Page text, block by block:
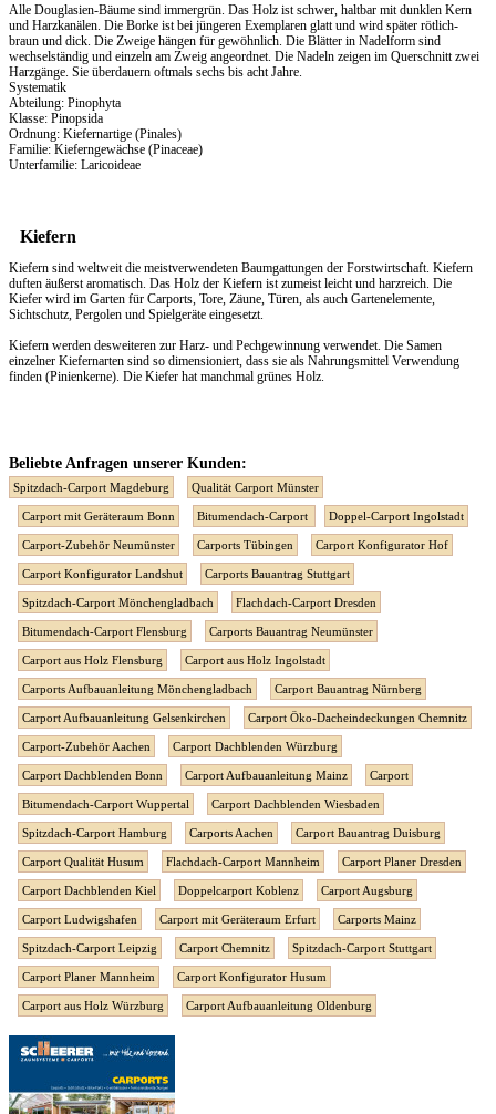
Alle Douglasien-Bäume sind immergrün. Das Holz ist schwer, haltbar mit dunklen Kern
und Harzkanälen. Die Borke ist bei jüngeren Exemplaren glatt und wird später rötlich-
braun und dick. Die Zweige hängen für gewöhnlich. Die Blätter in Nadelform sind
wechselständig und einzeln am Zweig angeordnet. Die Nadeln zeigen im Querschnitt zwei
Harzgänge. Sie überdauern oftmals sechs bis acht Jahre.
Systematik
Abteilung: Pinophyta
Klasse: Pinopsida
Ordnung: Kiefernartige (Pinales)
Familie: Kieferngewächse (Pinaceae)
Unterfamilie: Laricoideae
Kiefern
Kiefern sind weltweit die meistverwendeten Baumgattungen der Forstwirtschaft. Kiefern
duften äußerst aromatisch. Das Holz der Kiefern ist zumeist leicht und harzreich. Die
Kiefer wird im Garten für Carports, Tore, Zäune, Türen, als auch Gartenelemente,
Sichtschutz, Pergolen und Spielgeräte eingesetzt.
Kiefern werden desweiteren zur Harz- und Pechgewinnung verwendet. Die Samen
einzelner Kiefernarten sind so dimensioniert, dass sie als Nahrungsmittel Verwendung
finden (Pinienkerne). Die Kiefer hat manchmal grünes Holz.
Beliebte Anfragen unserer Kunden:
Spitzdach-Carport Magdeburg Qualität Carport Münster
Carport mit Geräteraum Bonn Bitumendach-Carport Doppel-Carport Ingolstadt
Carport-Zubehör Neumünster Carports Tübingen Carport Konfigurator Hof
Carport Konfigurator Landshut Carports Bauantrag Stuttgart
Spitzdach-Carport Mönchengladbach Flachdach-Carport Dresden
Bitumendach-Carport Flensburg Carports Bauantrag Neumünster
Carport aus Holz Flensburg Carport aus Holz Ingolstadt
Carports Aufbauanleitung Mönchengladbach Carport Bauantrag Nürnberg
Carport Aufbauanleitung Gelsenkirchen Carport Öko-Dacheindeckungen Chemnitz
Carport-Zubehör Aachen Carport Dachblenden Würzburg
Carport Dachblenden Bonn Carport Aufbauanleitung Mainz Carport
Bitumendach-Carport Wuppertal Carport Dachblenden Wiesbaden
Spitzdach-Carport Hamburg Carports Aachen Carport Bauantrag Duisburg
Carport Qualität Husum Flachdach-Carport Mannheim Carport Planer Dresden
Carport Dachblenden Kiel Doppelcarport Koblenz Carport Augsburg
Carport Ludwigshafen Carport mit Geräteraum Erfurt Carports Mainz
Spitzdach-Carport Leipzig Carport Chemnitz Spitzdach-Carport Stuttgart
Carport Planer Mannheim Carport Konfigurator Husum
Carport aus Holz Würzburg Carport Aufbauanleitung Oldenburg